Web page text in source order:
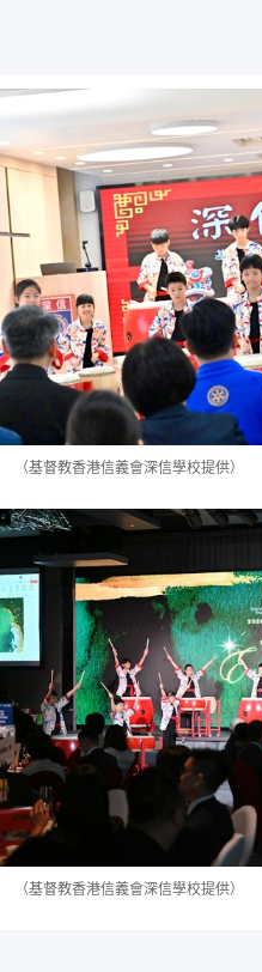
（基督教香港信義會深信學校提供）
（基督教香港信義會深信學校提供）